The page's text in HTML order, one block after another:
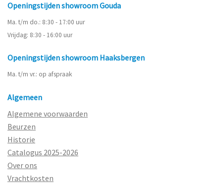
Openingstijden showroom Gouda
Ma. t/m do.: 8:30 - 17:00 uur
Vrijdag: 8:30 - 16:00 uur
Openingstijden showroom Haaksbergen
Ma. t/m vr.: op afspraak
Algemeen
Algemene voorwaarden
Beurzen
Historie
Catalogus 2025-2026
Over ons
Vrachtkosten